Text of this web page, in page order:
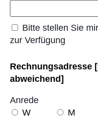
Bitte stellen Sie
zur Verfügung
Rechnungsadresse
abweichend]
Anrede
W
M